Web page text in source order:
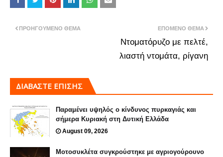
ΕΠΌΜΕΝΟ ΘΈΜΑ
Ντοματόρυζο με πελτέ,
λιαστή ντομάτα, ρίγανη
ΠΡΟΗΓΟΎΜΕΝΟ ΘΈΜΑ
ΔΙΑΒΑΣΤΕ ΕΠΙΣΗΣ
Παραμένει υψηλός ο κίνδυνος πυρκαγιάς και
σήμερα Κυριακή στη Δυτική Ελλάδα
August 09, 2026
Μοτοσυκλέτα συγκρούστηκε με αγριογούρουνο